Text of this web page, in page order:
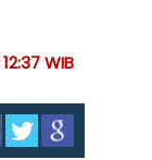
WIB